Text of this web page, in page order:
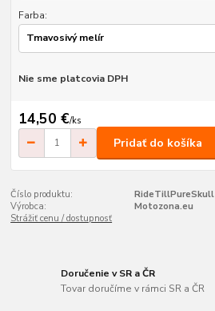
Farba:
Nie sme platcovia DPH
14,50 €/ks
Pridať do košíka
Číslo produktu:
RideTillPureSkull
Výrobca:
Motozona.eu
Strážiť cenu / dostupnosť
Doručenie v SR a ČR
Tovar doručíme v rámci SR a ČR